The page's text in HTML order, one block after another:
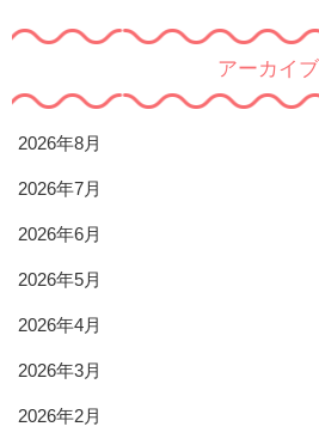
アーカイブ
2026年8月
2026年7月
2026年6月
2026年5月
2026年4月
2026年3月
2026年2月